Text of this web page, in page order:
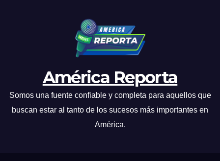
América Reporta
Somos una fuente confiable y completa para aquellos que
buscan estar al tanto de los sucesos más importantes en
América.